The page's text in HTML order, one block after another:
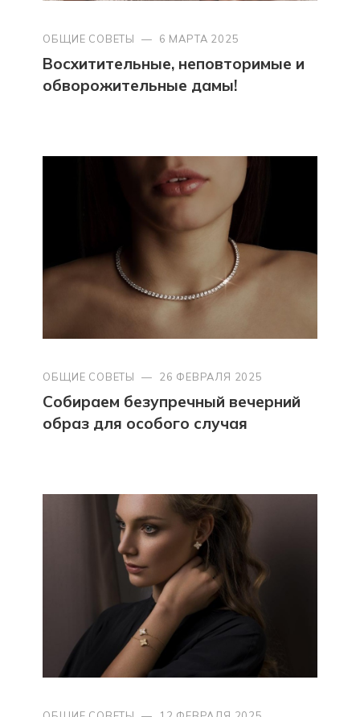
ОБЩИЕ СОВЕТЫ — 6 МАРТА 2025
Восхитительные, неповторимые и
обворожительные дамы!
ОБЩИЕ СОВЕТЫ — 26 ФЕВРАЛЯ 2025
Собираем безупречный вечерний
образ для особого случая